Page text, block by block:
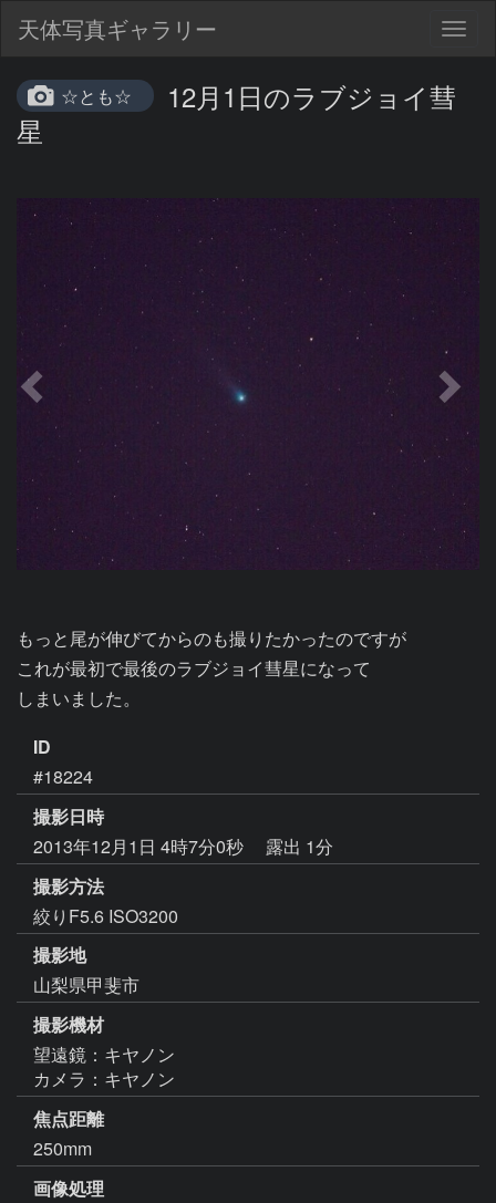
天体写真ギャラリー
☆とも☆
12月1日のラブジョイ彗
星
もっと尾が伸びてからのも撮りたかったのですが
これが最初で最後のラブジョイ彗星になって
しまいました。
ID
#18224
撮影日時
2013年12月1日 4時7分0秒
露出 1分
撮影方法
絞りF5.6 ISO3200
撮影地
山梨県甲斐市
撮影機材
望遠鏡：キヤノン
カメラ：キヤノン
焦点距離
250mm
画像処理